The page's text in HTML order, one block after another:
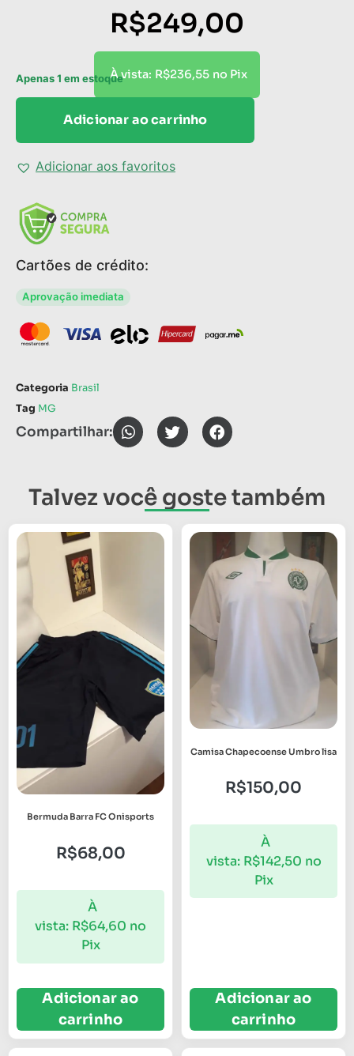
R$249,00
À vista: R$236,55 no Pix
Apenas 1 em estoque
Adicionar ao carrinho
Adicionar aos favoritos
Cartões de crédito:
Aprovação imediata
Categoria Brasil
Tag MG
Compartilhar:
Talvez você goste também
Bermuda Barra FC Onisports
R$68,00
À
vista: R$64,60 no
Pix
Adicionar ao
carrinho
Camisa Chapecoense Umbro lisa
R$150,00
À
vista: R$142,50 no
Pix
Adicionar ao
carrinho